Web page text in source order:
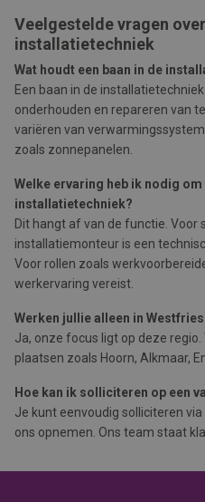
Veelgestelde vragen
installatietechniek
Wat houdt een baan in de
Een baan in de
onderhouden en repareren van
variëren van
zoals zonnepanelen.
Welke ervaring heb ik nodig om
installatietechniek?
Dit hangt af van de functie.
installatiemonteur is een
Voor rollen zoals
werkervaring vereist.
Werken jullie alleen in
Ja, onze focus ligt op deze
plaatsen zoals Hoorn, Alkmaar,
Hoe kan ik solliciteren op een
Je kunt eenvoudig solliciteren
ons opnemen. Ons team staat